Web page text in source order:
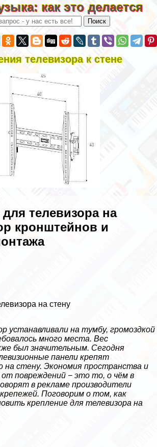
как это делается
телевизора к стене
телевизора на
кронштейнов и
на стену
устанавливали на тумбу, громоздкой
много места. Вес
был значительным. Сегодня
панели крепят
на стену. Экономия прострaнcтва и
повреждений − это то, о чём в
в рекламе производители
Поговорим о том, как
крепление для телевизора на